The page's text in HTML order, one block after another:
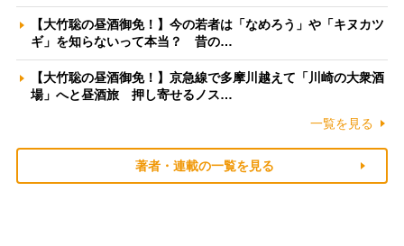
【大竹聡の昼酒御免！】今の若者は「なめろう」や「キヌカツ
ギ」を知らないって本当？ 昔の…
【大竹聡の昼酒御免！】京急線で多摩川越えて「川崎の大衆酒
場」へと昼酒旅 押し寄せるノス…
一覧を見る
著者・連載の一覧を見る